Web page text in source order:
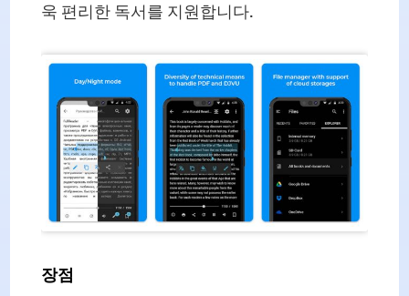
욱 편리한 독서를 지원합니다.
장점